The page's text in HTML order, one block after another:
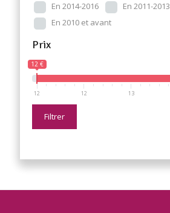
En 2014-2016
En 2011-2013
En 2010 et avant
Prix
12 €
12 12 13
Filtrer